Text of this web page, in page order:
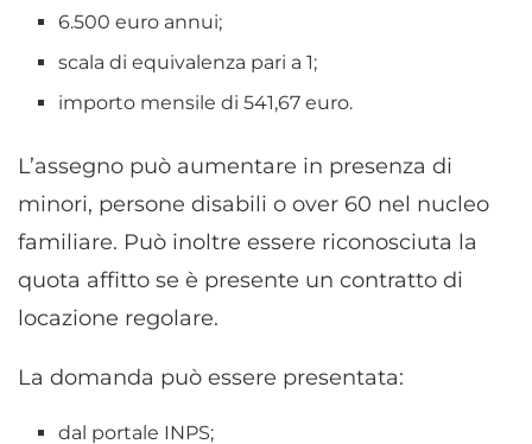
6.500 euro annui;
scala di equivalenza pari a 1;
importo mensile di 541,67 euro.
L’assegno può aumentare in presenza di
minori, persone disabili o over 60 nel nucleo
familiare. Può inoltre essere riconosciuta la
quota affitto se è presente un contratto di
locazione regolare.
La domanda può essere presentata:
dal portale INPS;